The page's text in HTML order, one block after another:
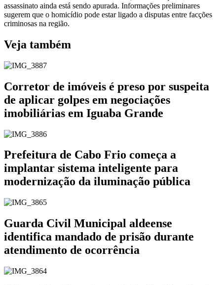
assassinato ainda está sendo apurada. Informações preliminares
sugerem que o homicídio pode estar ligado a disputas entre facções
criminosas na região.
Veja também
Corretor de imóveis é preso por suspeita
de aplicar golpes em negociações
imobiliárias em Iguaba Grande
Prefeitura de Cabo Frio começa a
implantar sistema inteligente para
modernização da iluminação pública
Guarda Civil Municipal aldeense
identifica mandado de prisão durante
atendimento de ocorrência